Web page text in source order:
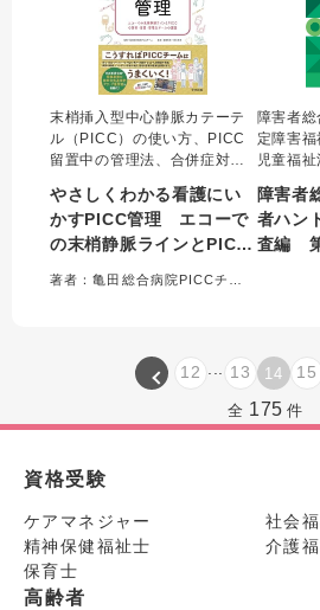
末梢挿入型中心静脈カテーテ
ル（PICC）の使い方、PICC
留置中の管理法、合併症対策
ビジュアルな内容で解説。ま
たエコーを用いたPICC挿入の
手技を動画で見せる。加えて
PICCチームの構築・活用方
やさしくわかる看護にい
かすPICC管理 エコーで
の末梢静脈ラインとPICC
ムの運営
障害者
定障害福
児童福祉
導監査要
の改訂版
た障害福
障害者
者ハン
査編
12 13 14 15
全 175 件
資格受験
ケアマネジャー
社会
精神保健福祉士
介護
保育士
高齢者